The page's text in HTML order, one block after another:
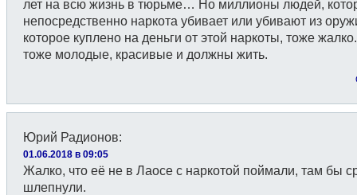
лет на всю жизнь в тюрьме… Но миллионы людей,
непосредственно наркота убивает или убивают из
которое куплено на деньги от этой наркоты, тоже
тоже молодые, красивые и должны жить.
Юрий Радионов:
01.06.2018 в 09:05
Жалко, что её не в Лаосе с наркотой поймали, там бы
шлепнули.